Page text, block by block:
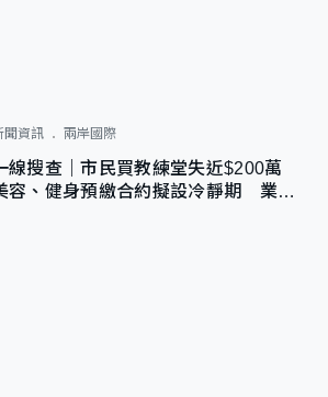
聞資訊 兩岸國際
線搜查｜市民買教練堂失近$200萬
容、健身預繳合約擬設冷靜期 業界